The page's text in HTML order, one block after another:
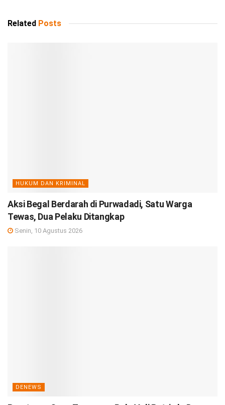
Related Posts
HUKUM DAN KRIMINAL
Aksi Begal Berdarah di Purwadadi, Satu Warga
Tewas, Dua Pelaku Ditangkap
Senin, 10 Agustus 2026
DENEWS